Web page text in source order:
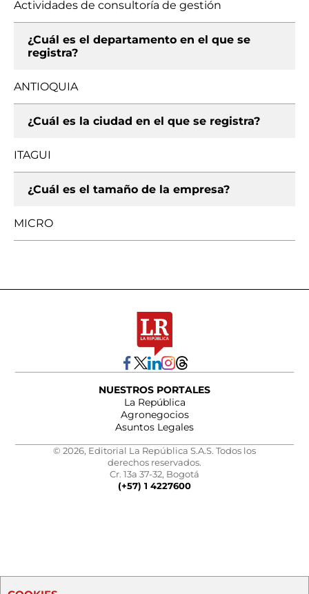
Actividades de consultoría de gestión
¿Cuál es el departamento en el que se
registra?
ANTIOQUIA
¿Cuál es la ciudad en el que se registra?
ITAGUI
¿Cuál es el tamaño de la empresa?
MICRO
NUESTROS PORTALES
La República
Agronegocios
Asuntos Legales
© 2026, Editorial La República S.A.S. Todos los
derechos reservados.
Cr. 13a 37-32, Bogotá
(+57) 1 4227600